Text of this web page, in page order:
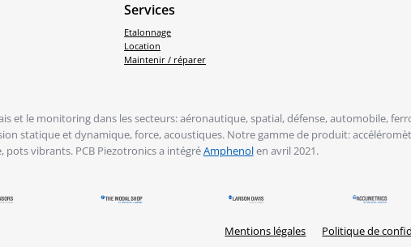
Services
Etalonnage
Location
Maintenir / réparer
et le monitoring dans les secteurs: aéronautique, spatial, défense, automobile,
statique et dynamique, force, acoustiques. Notre gamme de produit:
vibrants. PCB Piezotronics a intégréAmphenolen avril 2021.
Mentions légales Politique de